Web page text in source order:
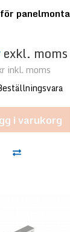
exkl. moms
inkl. moms
i varukorg